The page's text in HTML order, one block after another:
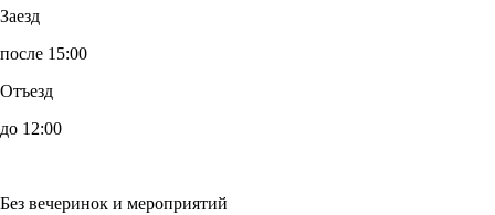
Заезд
после 15:00
Отъезд
до 12:00
Без вечеринок и мероприятий